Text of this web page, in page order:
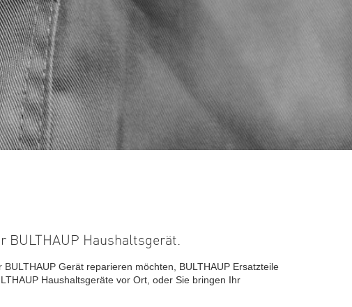
Haushaltsgerät.
Gerät reparieren möchten, BULTHAUP Ersatzteile
Haushaltsgeräte vor Ort, oder Sie bringen Ihr